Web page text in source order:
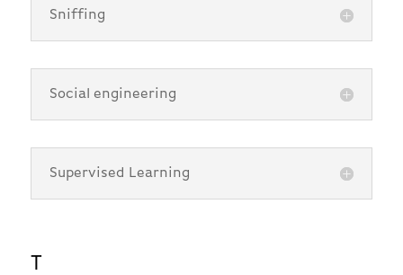
Sniffing
Social engineering
Supervised Learning
T